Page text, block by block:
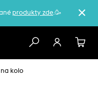
produkty zde.🥳
kolo